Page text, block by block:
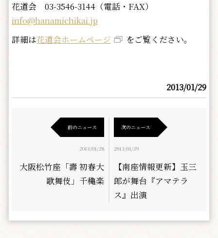
花道会 03-3546-3144（電話・FAX）
info@hanamichikai.jp
詳細は花道会ホームページ をご覧ください。
2013/01/29
前のニュース
2013/01/28
大阪松竹座「壽 初春大
歌舞伎」千穐楽
次のニュース
2013/01/29
【南座情報更新】玉三
郎が舞台『アマテラ
ス』出演